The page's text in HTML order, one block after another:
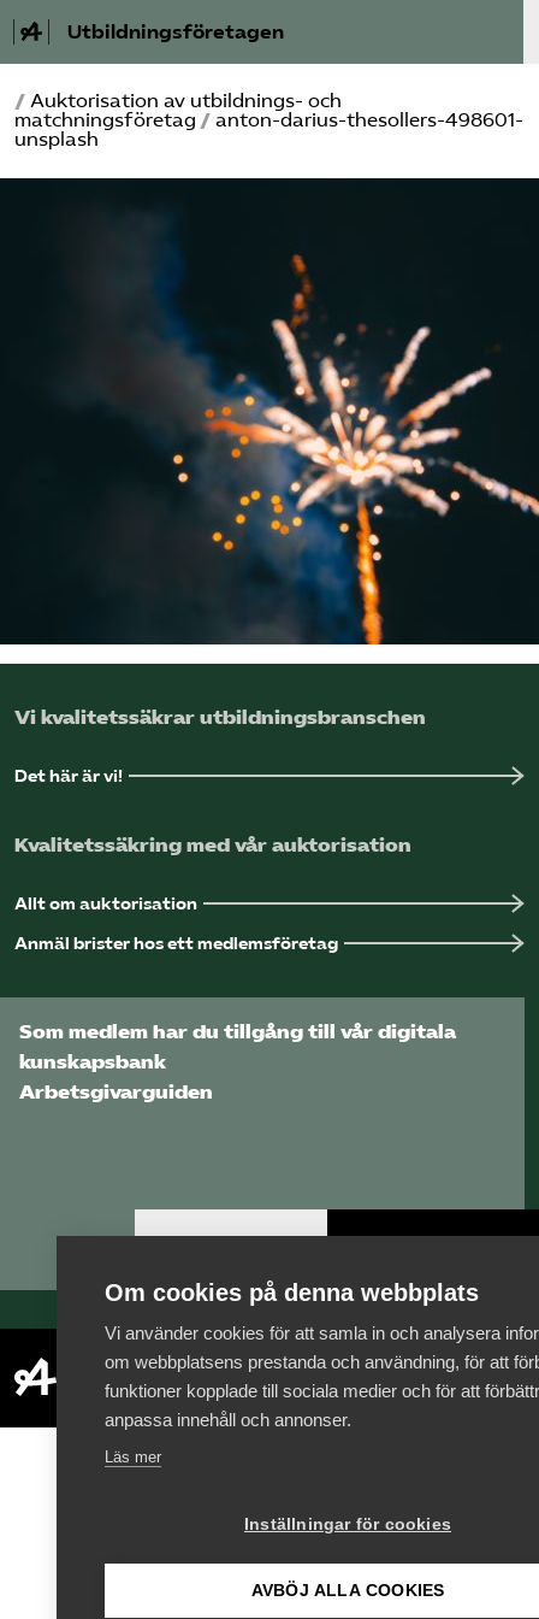
Utbildningsföretagen
Bli medlem
Om Utbildnings­företagen
Mina sidor (almega.se)
/ Auktorisation av utbildnings- och
matchningsföretag / anton-darius-thesollers-498601-
unsplash
Vi kvalitetssäkrar utbildningsbranschen
Det här är vi!
Kvalitetssäkring med vår auktorisation
Allt om auktorisation
Anmäl brister hos ett medlemsföretag
Som medlem har du tillgång till vår digitala
kunskapsbank
Arbetsgivarguiden
Om cookies på denna webbplats
Vi använder cookies för att samla in och analysera
om webbplatsens prestanda och användning, för att
funktioner kopplade till sociala medier och för att
anpassa innehåll och annonser.
Läs mer
Inställningar för cookies
AVBÖJ ALLA COOKIES